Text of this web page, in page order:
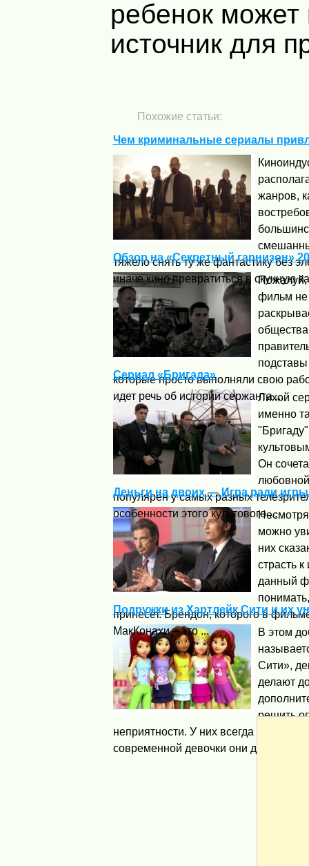
ребенок может
источник для
Похожие статьи:
Чем криминальные сериалы
жанров,
тяжело снять ту же фантастику без
иначе кино превратиться в скучную
Обзор на «Секретный гарнизон»
Пожалуй,
фильм не
которые просто выполняли свою
идет речь об истории сержанта ...
Сериал «Бригада»
Лихой
именно
Он
популярен у самых разных
особенности этого культового ...
Деньги на двоих — Игра ради
можно
них
страсть
данный
принесет. Брендон, которого в
МакКонахи – это ...
Подружки из Хартлейк Сити и их
В этом
Сити»,
делают
решить
неприятности. У них всегда есть
современной девочки они должны